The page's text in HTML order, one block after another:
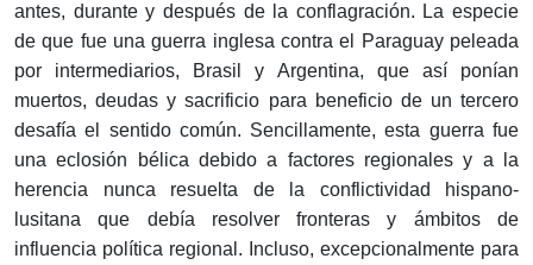
antes, durante y después de la conflagración. La especie
de que fue una guerra inglesa contra el Paraguay peleada
por intermediarios, Brasil y Argentina, que así ponían
muertos, deudas y sacrificio para beneficio de un tercero
desafía el sentido común. Sencillamente, esta guerra fue
una eclosión bélica debido a factores regionales y a la
herencia nunca resuelta de la conflictividad hispano-
lusitana que debía resolver fronteras y ámbitos de
influencia política regional. Incluso, excepcionalmente para